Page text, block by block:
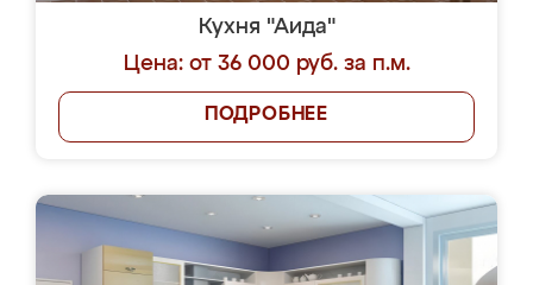
Кухня "Аида"
Цена: от 36 000 руб. за п.м.
ПОДРОБНЕЕ